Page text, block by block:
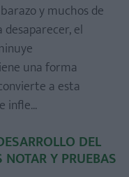
y muchos de
el
una forma
a esta
infle...
DEL
Y PRUEBAS